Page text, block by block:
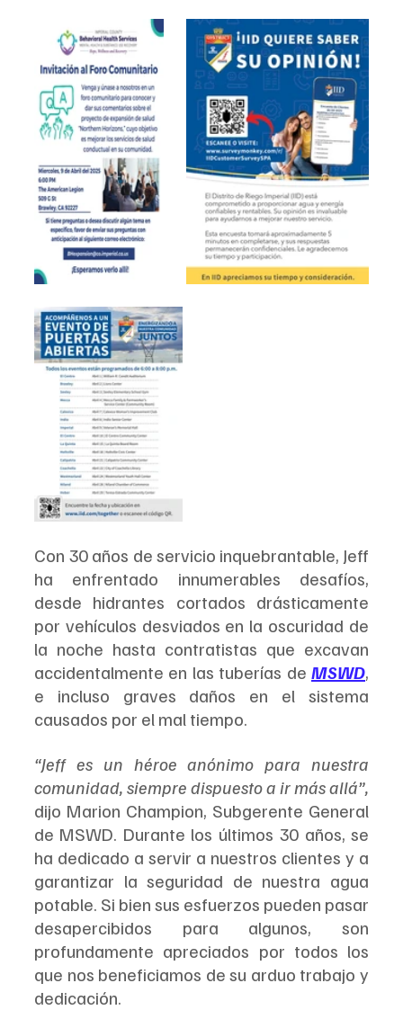
Con 30 años de servicio inquebrantable, Jeff
ha enfrentado innumerables desafíos,
desde hidrantes cortados drásticamente
por vehículos desviados en la oscuridad de
la noche hasta contratistas que excavan
accidentalmente en las tuberías de MSWD,
e incluso graves daños en el sistema
causados ​​por el mal tiempo.
“Jeff es un héroe anónimo para nuestra
dijo Marion Champion, Subgerente General
de MSWD. Durante los últimos 30 años, se
ha dedicado a servir a nuestros clientes y a
garantizar la seguridad de nuestra agua
potable. Si bien sus esfuerzos pueden pasar
desapercibidos para algunos, son
profundamente apreciados por todos los
que nos beneficiamos de su arduo trabajo y
dedicación.